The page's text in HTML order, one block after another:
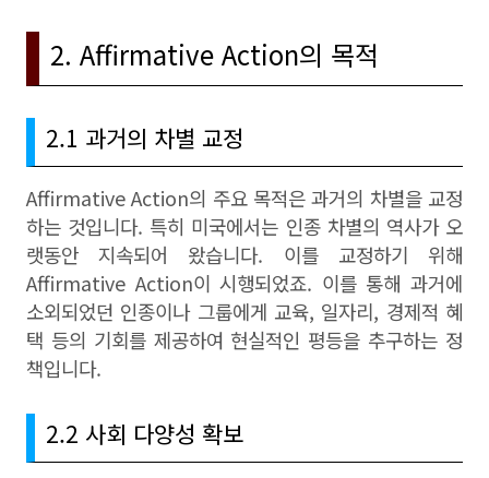
2. Affirmative Action의 목적
2.1 과거의 차별 교정
Affirmative Action의 주요 목적은 과거의 차별을 교정
하는 것입니다. 특히 미국에서는 인종 차별의 역사가 오
랫동안 지속되어 왔습니다. 이를 교정하기 위해
Affirmative Action이 시행되었죠. 이를 통해 과거에
소외되었던 인종이나 그룹에게 교육, 일자리, 경제적 혜
택 등의 기회를 제공하여 현실적인 평등을 추구하는 정
책입니다.
2.2 사회 다양성 확보